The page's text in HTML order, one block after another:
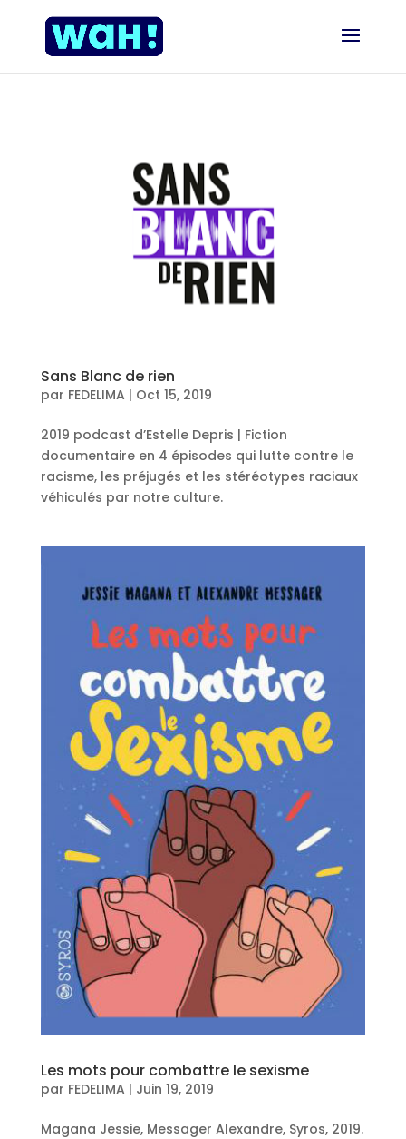
Sans Blanc de rien
par FEDELIMA | Oct 15, 2019
2019 podcast d’Estelle Depris | Fiction
documentaire en 4 épisodes qui lutte contre le
racisme, les préjugés et les stéréotypes raciaux
véhiculés par notre culture.
Les mots pour combattre le sexisme
par FEDELIMA | Juin 19, 2019
Magana Jessie, Messager Alexandre, Syros, 2019.